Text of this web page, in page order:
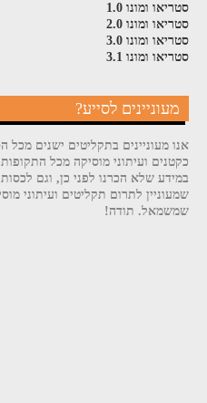
סטריאו ומונו 1.0
סטריאו ומונו 2.0
סטריאו ומונו 3.0
סטריאו ומונו 3.1
מעוניינים לסייע?
אנו מעוניינים בתקליטים ישנים מכל
כקטנים ועיתוני מוסיקה מכל
במידע שלא הכרנו לפני כן, וגם
שמעוניין לתרום תקליטים ועיתוני
שמשמאל. תודה!